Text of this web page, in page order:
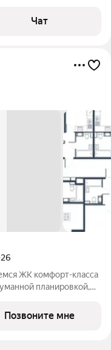
скейт парк, стадион.
Чат
ЖК комфорт-клacca
планировкой,
максимум
Позвоните мне